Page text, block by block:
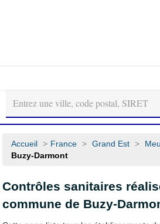
Autour
de
moi
Régions
Accueil > France > Grand Est >
Buzy-Darmont
Contrôles sanitaires
commune de Buzy-